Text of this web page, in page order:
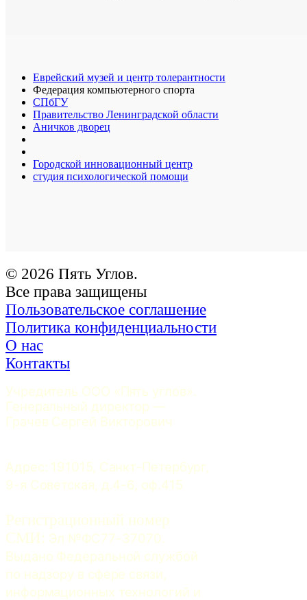
Еврейский музей и центр толерантности
Федерация компьютерного спорта
СПбГУ
Правительство Ленинградской области
Аничков дворец
Городской инновационный центр
студия психологической помощи
© 2026 Пять Углов.
Все права защищены
Пользовательское соглашение
Политика конфиденциальности
О нас
Контакты
Учредитель ООО «Пять углов».
Генеральный директор —
Грачев Сергей Викторович
Адрес: 191015, Санкт-Петербург,
9-я Советская, д.4-6, оф.415
Регистрационный номер
СМИ: Эл №ФС77-37070.
Выдано Федеральной службой
по надзору в сфере связи,
информационных технологий и